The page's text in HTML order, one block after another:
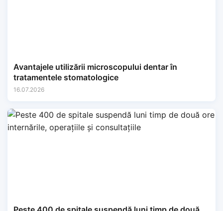
Avantajele utilizării microscopului dentar în
tratamentele stomatologice
16.07.2026